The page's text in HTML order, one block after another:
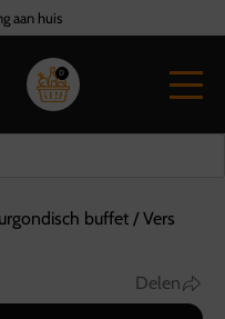
aan huis
0
buffet /Vers
Delen